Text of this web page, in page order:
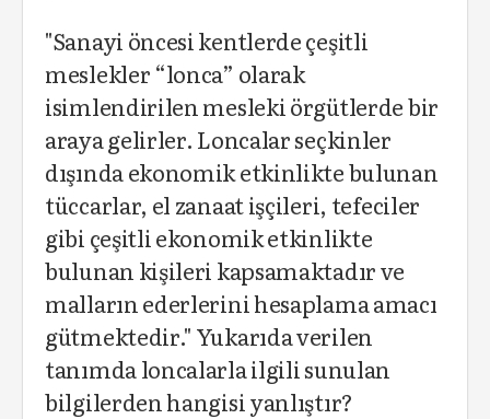
"Sanayi öncesi kentlerde çeşitli
meslekler “lonca” olarak
isimlendirilen mesleki örgütlerde bir
araya gelirler. Loncalar seçkinler
dışında ekonomik etkinlikte bulunan
tüccarlar, el zanaat işçileri, tefeciler
gibi çeşitli ekonomik etkinlikte
bulunan kişileri kapsamaktadır ve
malların ederlerini hesaplama amacı
gütmektedir." Yukarıda verilen
tanımda loncalarla ilgili sunulan
bilgilerden hangisi yanlıştır?